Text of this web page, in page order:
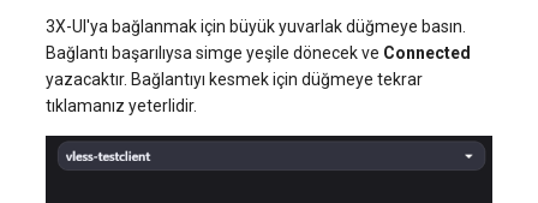
3X-UI'ya bağlanmak için büyük yuvarlak düğmeye basın.
Bağlantı başarılıysa simge yeşile dönecek ve Connected
yazacaktır. Bağlantıyı kesmek için düğmeye tekrar
tıklamanız yeterlidir.